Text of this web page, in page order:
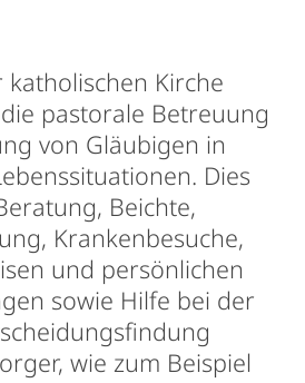
Kirche
pastorale Betreuung
von Gläubigen in
Dies
Beichte,
Krankenbesuche,
und persönlichen
sowie Hilfe bei der
wie zum Beispiel